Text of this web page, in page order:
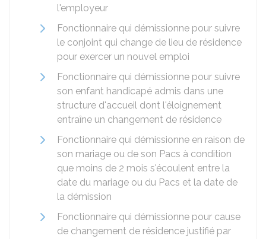
l'employeur
Fonctionnaire qui démissionne pour suivre
le conjoint qui change de lieu de résidence
pour exercer un nouvel emploi
Fonctionnaire qui démissionne pour suivre
son enfant handicapé admis dans une
structure d'accueil dont l'éloignement
entraîne un changement de résidence
Fonctionnaire qui démissionne en raison de
son mariage ou de son Pacs à condition
que moins de 2 mois s'écoulent entre la
date du mariage ou du Pacs et la date de
la démission
Fonctionnaire qui démissionne pour cause
de changement de résidence justifié par